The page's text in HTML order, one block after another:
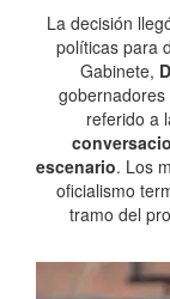
La decisión
políticas para
Gabinete,
referido a
escenario. Los
oficialismo
tramo del